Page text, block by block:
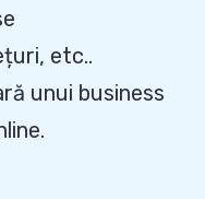
etc..
unui business